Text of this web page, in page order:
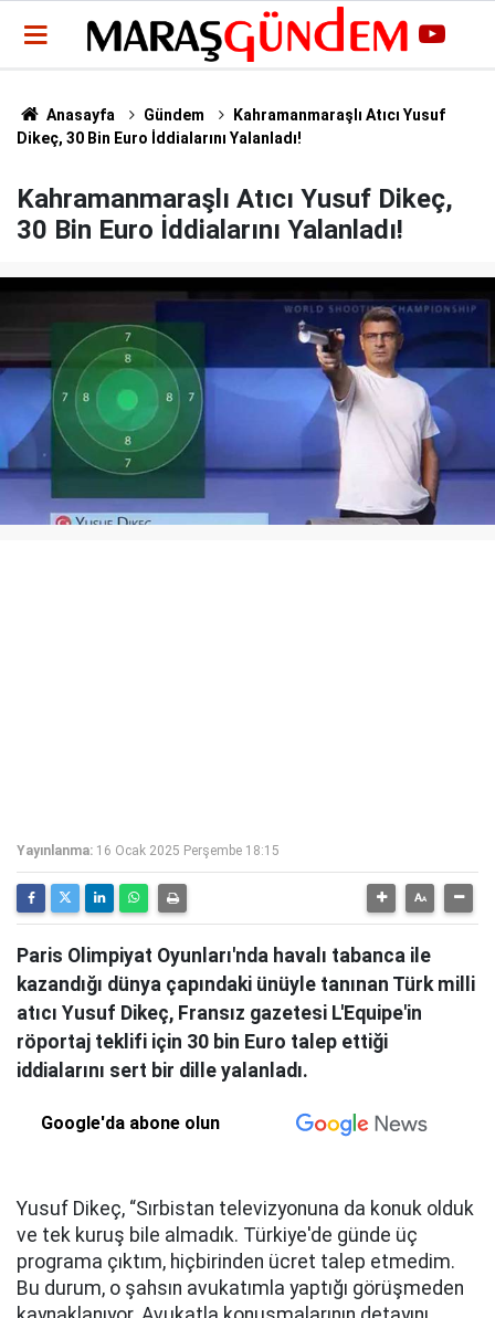
Anasayfa Gündem
Kahramanmaraşlı Atıcı Yusuf
Dikeç, 30 Bin Euro İddialarını Yalanladı!
Kahramanmaraşlı Atıcı Yusuf Dikeç,
30 Bin Euro İddialarını Yalanladı!
Yayınlanma: 16 Ocak 2025 Perşembe 18:15
Paris Olimpiyat Oyunları'nda havalı tabanca ile
kazandığı dünya çapındaki ünüyle tanınan Türk milli
atıcı Yusuf Dikeç, Fransız gazetesi L'Equipe'in
röportaj teklifi için 30 bin Euro talep ettiği
iddialarını sert bir dille yalanladı.
Google'da abone olun
Yusuf Dikeç, “Sırbistan televizyonuna da konuk olduk
ve tek kuruş bile almadık. Türkiye'de günde üç
programa çıktım, hiçbirinden ücret talep etmedim.
Bu durum, o şahsın avukatımla yaptığı görüşmeden